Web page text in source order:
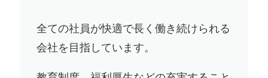
全ての社員が快適で長く働き続けられる
会社を目指しています。